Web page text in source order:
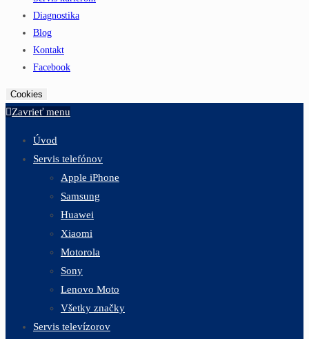
Diagnostika
Blog
Kontakt
Facebook
Cookies
Zavrieť menu
Úvod
Servis telefónov
Apple iPhone
Samsung
Huawei
Xiaomi
Motorola
Sony
Lenovo Moto
Všetky značky
Servis televízorov